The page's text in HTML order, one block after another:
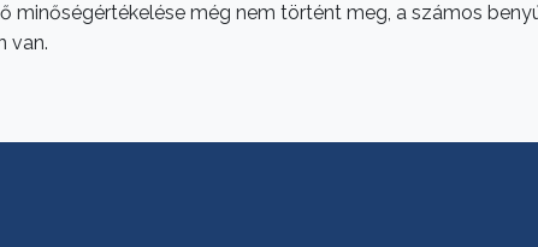
minőségértékelése még nem történt meg, a számos
van.